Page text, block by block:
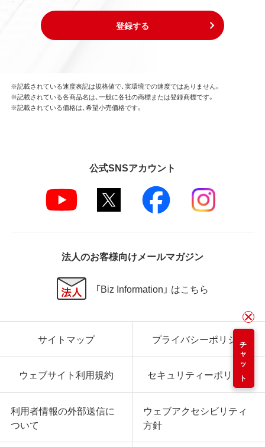
登録する
チャット
※記載されている速度表記は規格値で、実環境での速度ではありません。
※記載されている各商品名は、一般に各社の商標または登録商標です。
※記載されている価格は、希望小売価格です。
公式SNSアカウント
法人のお客様向けメールマガジン
「Biz Information」 はこちら
サイトマップ プライバシーポリシー
ウェブサイト利用規約 セキュリティーポリシー
利用者情報の外部送信に
ついて
ウェブアクセシビリティ
方針